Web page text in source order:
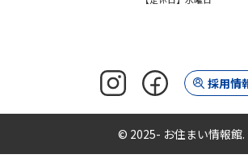
採用情
© 2025- お住まい情報館.